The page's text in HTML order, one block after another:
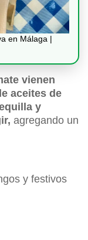
en Málaga |
vienen
aceites de
y
agregando un
y festivos